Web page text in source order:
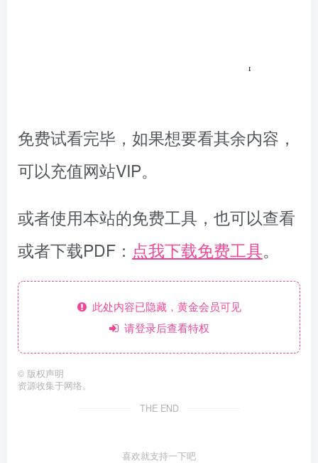
免费试看完毕，如果想要看其余内容，
可以充值网站VIP。
或者使用本站的免费工具，也可以查看
或者下载PDF： 点我下载免费工具。
此处内容已隐藏，黄金会员可见
请登录后查看特权
© 版权声明
资源收集于网络。
THE END
喜欢就支持一下吧